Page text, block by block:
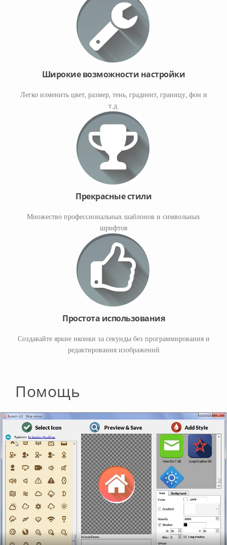
Широкие возможности настройки
Легко изменить цвет, размер, тень, градиент, границу, фон и
т.д.
Прекрасные стили
Множество профессиональных шаблонов и символьных
шрифтов
Простота использования
Создавайте яркие иконки за секунды без программирования и
редактирования изображений
Помощь